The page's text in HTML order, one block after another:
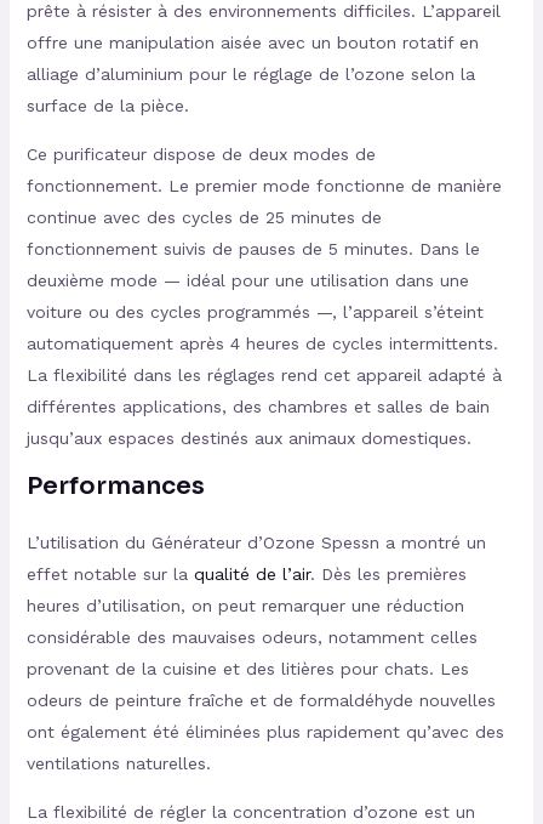
prête à résister à des environnements difficiles. L’appareil
offre une manipulation aisée avec un bouton rotatif en
alliage d’aluminium pour le réglage de l’ozone selon la
surface de la pièce.
Ce purificateur dispose de deux modes de
fonctionnement. Le premier mode fonctionne de manière
continue avec des cycles de 25 minutes de
fonctionnement suivis de pauses de 5 minutes. Dans le
deuxième mode — idéal pour une utilisation dans une
voiture ou des cycles programmés —, l’appareil s’éteint
automatiquement après 4 heures de cycles intermittents.
La flexibilité dans les réglages rend cet appareil adapté à
différentes applications, des chambres et salles de bain
jusqu’aux espaces destinés aux animaux domestiques.
Performances
L’utilisation du Générateur d’Ozone Spessn a montré un
effet notable sur la qualité de l’air. Dès les premières
heures d’utilisation, on peut remarquer une réduction
considérable des mauvaises odeurs, notamment celles
provenant de la cuisine et des litières pour chats. Les
odeurs de peinture fraîche et de formaldéhyde nouvelles
ont également été éliminées plus rapidement qu’avec des
ventilations naturelles.
La flexibilité de régler la concentration d’ozone est un